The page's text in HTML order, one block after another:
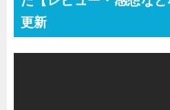
更新